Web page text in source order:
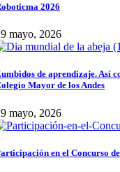
2026
mayo, 2026
de aprendizaje. Así
Mayor de los Andes
mayo, 2026
en el Concurso